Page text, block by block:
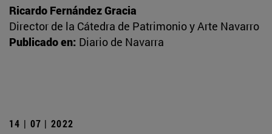
Ricardo Fernández Gracia
Director de la Cátedra de Patrimonio y Arte Navarro
Publicado en: Diario de Navarra
14 | 07 | 2022